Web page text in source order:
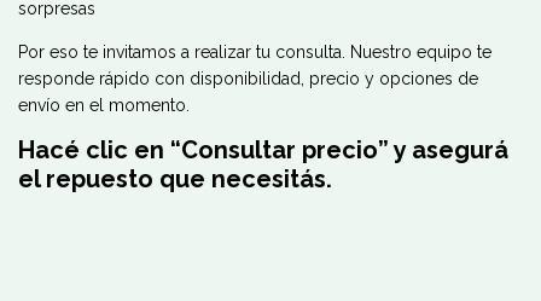
sorpresas
Por eso te invitamos a realizar tu consulta. Nuestro equipo te
responde rápido con disponibilidad, precio y opciones de
envío en el momento.
Hacé clic en “Consultar precio” y asegurá
el repuesto que necesitás.